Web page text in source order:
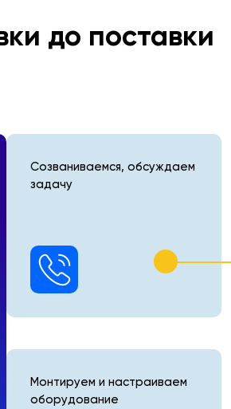
до поставки
Созваниваемся, обсуждаем
задачу
Монтируем и настраиваем
оборудование